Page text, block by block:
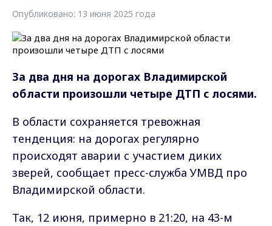
Опубликовано: 13 июня 2025 года
За два дня на дорогах Владимирской
области произошли четыре ДТП с лосями.
В области сохраняется тревожная
тенденция: на дорогах регулярно
происходят аварии с участием диких
зверей, сообщает пресс-служба УМВД про
Владимирской области.
Так, 12 июня, примерно в 21:20, на 43-м